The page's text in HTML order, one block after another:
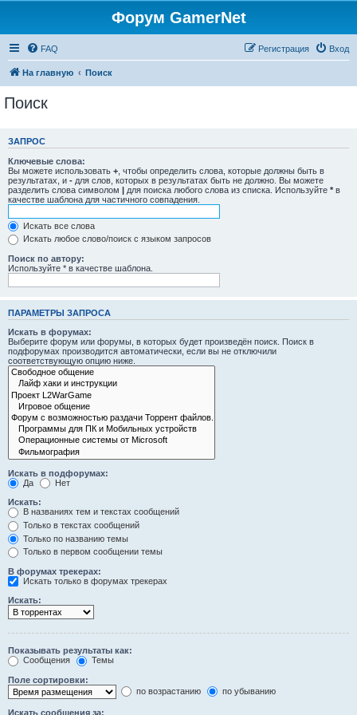
Форум GamerNet
FAQ Вход
Регистрация
На главную Поиск
Поиск
ЗАПРОС
Ключевые слова:
Вы можете использовать + , чтобы определить слова, которые должны быть в
результатах, и - для слов, которых в результатах быть не должно. Вы можете
разделить слова символом | для поиска любого слова из списка. Используйте * в
качестве шаблона для частичного совпадения.
Искать все слова
Искать любое слово/поиск с языком запросов
Поиск по автору:
Используйте * в качестве шаблона.
ПАРАМЕТРЫ ЗАПРОСА
Искать в форумах:
Выберите форум или форумы, в которых будет произведён поиск. Поиск в
подфорумах производится автоматически, если вы не отключили
соответствующую опцию ниже.
Искать в подфорумах:
Да
Нет
Искать:
В названиях тем и текстах сообщений
Только в текстах сообщений
Только по названию темы
Только в первом сообщении темы
В форумах трекерах:
Искать только в форумах трекерах
Искать:
Показывать результаты как:
Сообщения
Темы
Поле сортировки:
по возрастанию
по убыванию
Искать сообщения за: